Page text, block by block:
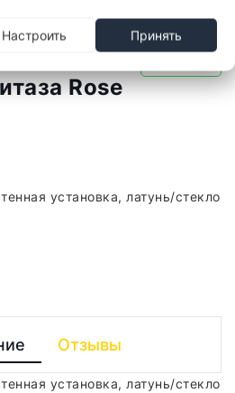
Rose
установка, латунь/стекло
Отзывы
установка, латунь/стекло
Настроить Принять